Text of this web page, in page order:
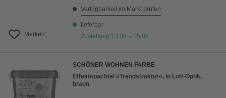
Merken
Verfügbarkeit im Markt prüfen
lieferbar
Zustellung 13.08. - 15.08.
SCHÖNER WOHNEN FARBE
Effektspachtel »Trendstruktur«, in Loft-Optik,
braun